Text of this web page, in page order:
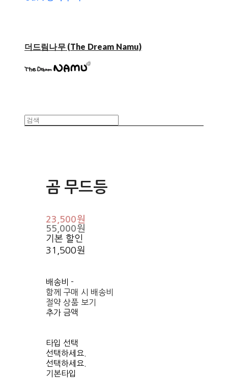
더드림나무 (The Dream Namu)
곰 무드등
23,500원
55,000원
기본 할인
31,500원
배송비-
함께 구매 시 배송비
절약 상품 보기
추가 금액
타입 선택
선택하세요.
선택하세요.
기본타입